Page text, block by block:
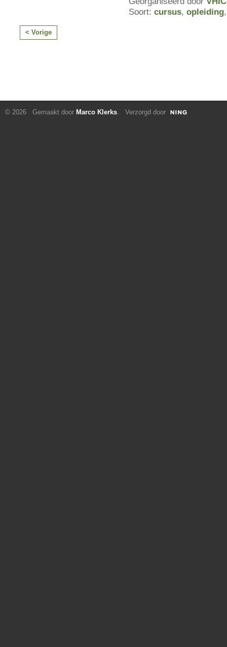
Soort: cursus, opleiding
< Vorige
© 2026 Gemaakt door Marco Klerks . Verzorgd door